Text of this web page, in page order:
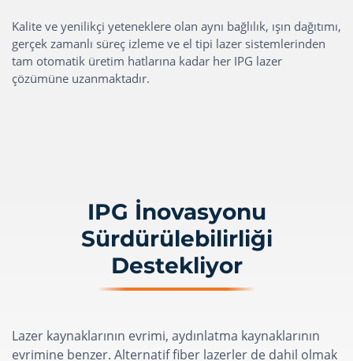
Kalite ve yenilikçi yeteneklere olan aynı bağlılık, ışın dağıtımı,
gerçek zamanlı süreç izleme ve el tipi lazer sistemlerinden
tam otomatik üretim hatlarına kadar her IPG lazer
çözümüne uzanmaktadır.
IPG İnovasyonu
Sürdürülebilirliği
Destekliyor
Lazer kaynaklarının evrimi, aydınlatma kaynaklarının
evrimine benzer. Alternatif fiber lazerler de dahil olmak